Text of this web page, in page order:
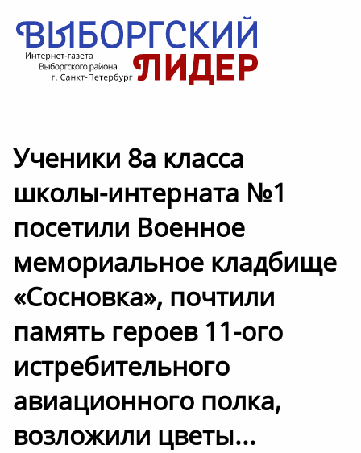
Ученики 8а класса
школы-интерната №1
посетили Военное
мемориальное кладбище
«Сосновка», почтили
память героев 11-ого
истребительного
авиационного полка,
возложили цветы...